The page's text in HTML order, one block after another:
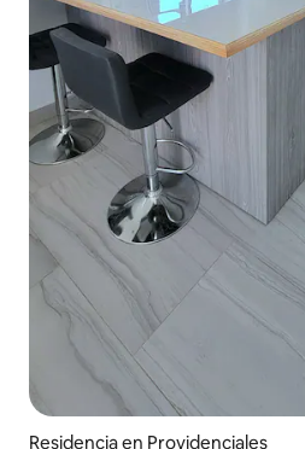
Residencia en Providenciales